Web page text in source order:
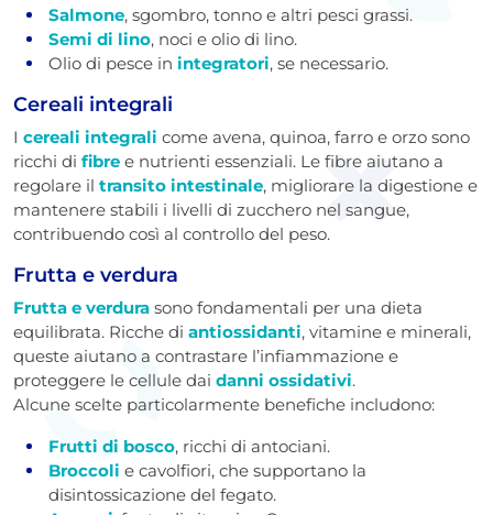
Salmone, sgombro, tonno e altri pesci grassi.
Semi di lino, noci e olio di lino.
Olio di pesce in integratori, se necessario.
Cereali integrali
I cereali integrali come avena, quinoa, farro e orzo sono
ricchi di fibre e nutrienti essenziali. Le fibre aiutano a
regolare il transito intestinale, migliorare la digestione e
mantenere stabili i livelli di zucchero nel sangue,
contribuendo così al controllo del peso.
Frutta e verdura
Frutta e verdura sono fondamentali per una dieta
equilibrata. Ricche di antiossidanti, vitamine e minerali,
queste aiutano a contrastare l’infiammazione e
proteggere le cellule dai danni ossidativi.
Alcune scelte particolarmente benefiche includono:
Frutti di bosco, ricchi di antociani.
Broccoli e cavolfiori, che supportano la
disintossicazione del fegato.